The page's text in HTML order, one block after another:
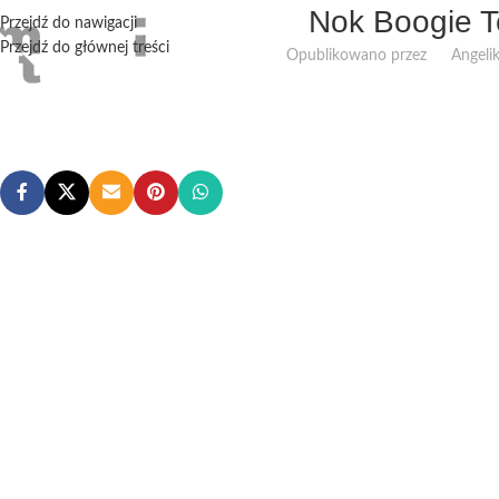
Przejdź do nawigacji
Przejdź do głównej treści
Nok Boogie
Opublikowano przez